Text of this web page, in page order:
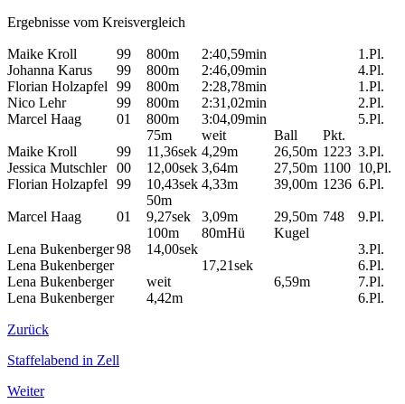
Ergebnisse vom Kreisvergleich
Maike Kroll 99 800m 2:40,59min
1.Pl.
Johanna Karus
99 800m 2:46,09min
4.Pl.
Florian Holzapfel
99 800m 2:28,78min
1.Pl.
Nico Lehr
99 800m 2:31,02min
2.Pl.
Marcel Haag
01 800m 3:04,09min
5.Pl.
75m
weit Ball
Pkt.
Maike Kroll
99 11,36sek 4,29m 26,50m 1223 3.Pl.
Jessica Mutschler
00 12,00sek 3,64m 27,50m 1100 10,Pl.
Florian Holzapfel
99 10,43sek 4,33m 39,00m 1236 6.Pl.
50m
Marcel Haag
01 9,27sek 3,09m 29,50m 748
9.Pl.
100m
80mHü
Kugel
Lena Bukenberger98 14,00sek
3.Pl.
Lena Bukenberger
17,21sek
6.Pl.
Lena Bukenberger
weit 6,59m
7.Pl.
Lena Bukenberger
4,42m 6.Pl.
Zurück
Staffelabend in Zell
Weiter